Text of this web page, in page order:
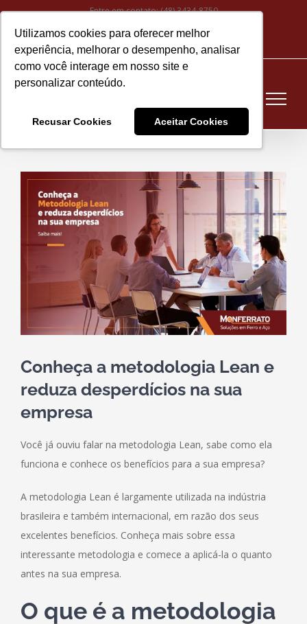
Utilizamos cookies para oferecer melhor
experiência, melhorar o desempenho, analisar
como você interage em nosso site e
personalizar conteúdo.
Recusar Cookies Aceitar Cookies
Ir
para
conteúdo
Entre em contato:(48) 3434-8750
Instagram
mail
View
Larger
Image
Conheça a metodologia Lean e
reduza desperdícios na sua
empresa
Você já ouviu falar na metodologia Lean, sabe como ela
funciona e conhece os benefícios para a sua empresa?
A metodologia Lean é largamente utilizada na indústria
brasileira e também internacional, em razão dos seus
excelentes benefícios. Conheça mais sobre essa
interessante metodologia e comece a aplicá-la o quanto
antes na sua empresa.
O que é a metodologia